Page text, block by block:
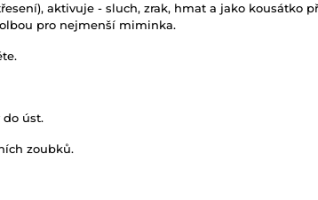
aktivuje - sluch, zrak, hmat a jako kousátko
pro nejmenší miminka.
do úst.
zoubků.